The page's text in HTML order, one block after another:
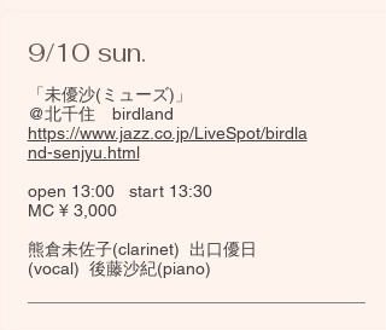
9/10 sun.
「未優沙(ミューズ)」
@北千住 birdland
https://www.jazz.co.jp/LiveSpot/birdla
nd-senjyu.html
open 13:00 start 13:30
MC ¥ 3,000
熊倉未佐子(clarinet) 出口優日
(vocal) 後藤沙紀(piano)